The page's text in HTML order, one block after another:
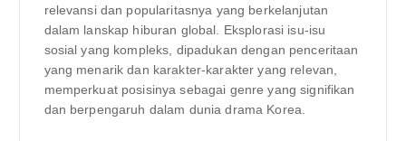
relevansi dan popularitasnya yang berkelanjutan
dalam lanskap hiburan global. Eksplorasi isu-isu
sosial yang kompleks, dipadukan dengan penceritaan
yang menarik dan karakter-karakter yang relevan,
memperkuat posisinya sebagai genre yang signifikan
dan berpengaruh dalam dunia drama Korea.